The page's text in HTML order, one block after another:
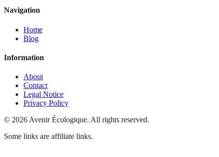
Navigation
Home
Blog
Information
About
Contact
Legal Notice
Privacy Policy
© 2026 Avenir Écologique. All rights reserved.
Some links are affiliate links.